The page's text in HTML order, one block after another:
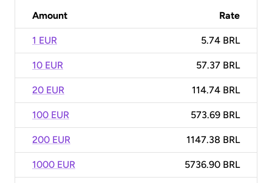
Amount Rate
1 EUR 5.74 BRL
10 EUR 57.37 BRL
20 EUR 114.74 BRL
100 EUR 573.69 BRL
200 EUR 1147.38 BRL
1000 EUR 5736.90 BRL